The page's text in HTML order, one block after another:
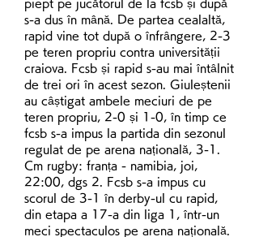
piept pe jucătorul de la fcsb și după
s-a dus în mână. De partea cealaltă,
rapid vine tot după o înfrângere, 2-3
pe teren propriu contra universității
craiova. Fcsb și rapid s-au mai întâlnit
de trei ori în acest sezon. Giuleștenii
au câștigat ambele meciuri de pe
teren propriu, 2-0 și 1-0, în timp ce
fcsb s-a impus la partida din sezonul
regulat de pe arena națională, 3-1.
Cm rugby: franța - namibia, joi,
22:00, dgs 2. Fcsb s-a impus cu
scorul de 3-1 în derby-ul cu rapid,
din etapa a 17-a din liga 1, într-un
meci spectaculos pe arena națională.